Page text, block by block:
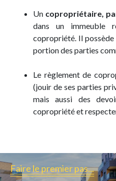
Un copropriétaire,
dans un
copropriété. Il
portion des parties
Le règlement de
(jouir de ses parties
mais aussi des
copropriété et
Faire le premier pas...